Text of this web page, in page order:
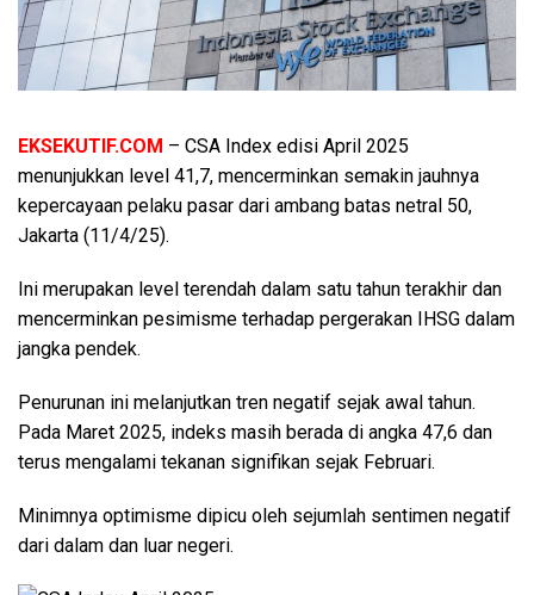
EKSEKUTIF.COM – CSA Index edisi April 2025
menunjukkan level 41,7, mencerminkan semakin jauhnya
kepercayaan pelaku pasar dari ambang batas netral 50,
Jakarta (11/4/25).
Ini merupakan level terendah dalam satu tahun terakhir dan
mencerminkan pesimisme terhadap pergerakan IHSG dalam
jangka pendek.
Penurunan ini melanjutkan tren negatif sejak awal tahun.
Pada Maret 2025, indeks masih berada di angka 47,6 dan
terus mengalami tekanan signifikan sejak Februari.
Minimnya optimisme dipicu oleh sejumlah sentimen negatif
dari dalam dan luar negeri.